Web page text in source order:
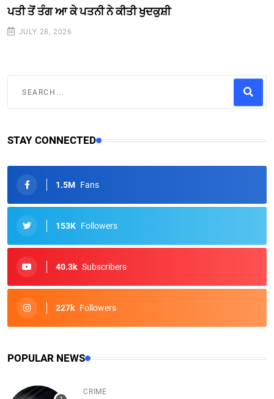
ਪਤੀ ਤੋਂ ਤੰਗ ਆ ਕੇ ਪਤਨੀ ਨੇ ਕੀਤੀ ਖੁਦਕੁਸ਼ੀ
JULY 28, 2026
STAY CONNECTED
1.5M Fans
153K Followers
40.3k Subscribers
227k Followers
POPULAR NEWS
CRIME